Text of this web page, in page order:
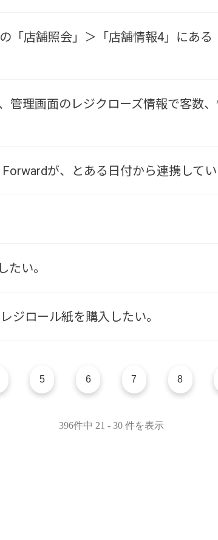
「店舗照会」＞「店舗情報4」にあ
管理画面のレジクローズ情報で客数
が、とある日付から連携してい
たい。
ジロール紙を購入したい。
396件中 21 - 30 件を表示
5 6 7 8